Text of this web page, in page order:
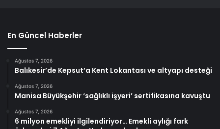
En Güncel Haberler
Ağustos 7, 2026
Balıkesir’de Kepsut’a Kent Lokantası ve altyapı desteği
Ağustos 7, 2026
Manisa Büyükşehir ‘sağlıklı işyeri’ sertifikasına kavuştu
Ağustos 7, 2026
6 milyon emekliyi ilgilendiriyor… Emekli aylığı fark